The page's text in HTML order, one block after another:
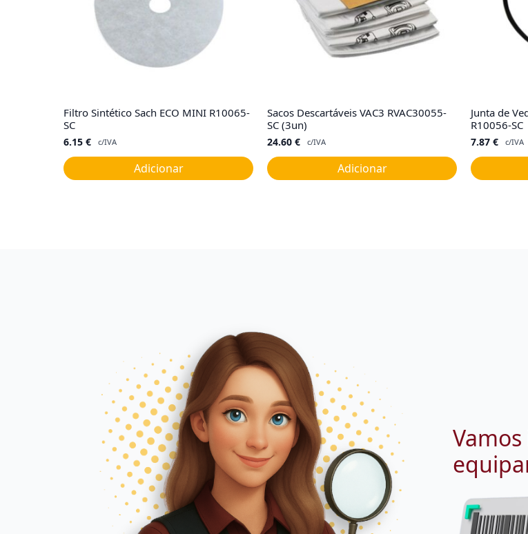
Filtro Sintético Sach ECO MINI R10065-
SC
6.15 € c/IVA
Adicionar
Sacos Descartáveis VAC3 RVAC30055-
SC (3un)
24.60 € c/IVA
Adicionar
Junta de
R10056-SC
7.87 € c/IVA